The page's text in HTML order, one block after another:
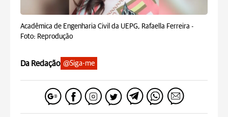
Acadêmica de Engenharia Civil da UEPG, Rafaella Ferreira -
Foto: Reprodução
Da Redação @Siga-me